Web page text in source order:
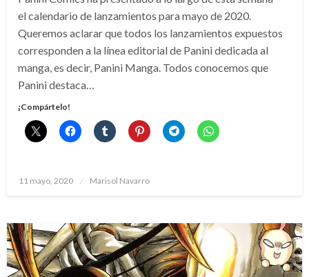
el calendario de lanzamientos para mayo de 2020.
Queremos aclarar que todos los lanzamientos expuestos
corresponden a la línea editorial de Panini dedicada al
manga, es decir, Panini Manga. Todos conocemos que
Panini destaca…
¡Compártelo!
Publicado
11 mayo, 2020 Marisol Navarro